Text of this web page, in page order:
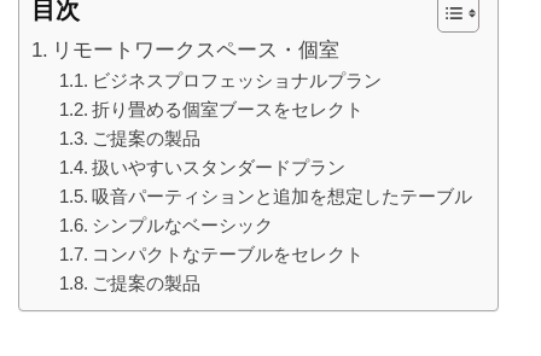
目次
リモートワークスペース・個室
ビジネスプロフェッショナルプラン
折り畳める個室ブースをセレクト
ご提案の製品
扱いやすいスタンダードプラン
吸音パーティションと追加を想定したテーブル
シンプルなベーシック
コンパクトなテーブルをセレクト
ご提案の製品